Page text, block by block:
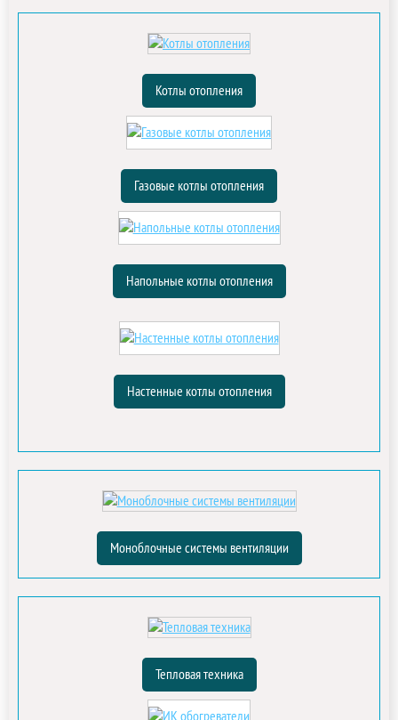
Котлы отопления
Газовые котлы отопления
Напольные котлы отопления
Настенные котлы отопления
Моноблочные системы вентиляции
Тепловая техника